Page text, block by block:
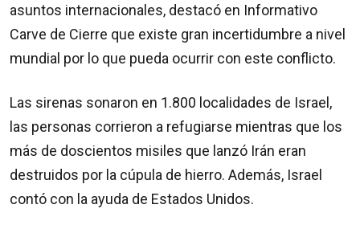
asuntos internacionales, destacó en Informativo
Carve de Cierre que existe gran incertidumbre a nivel
mundial por lo que pueda ocurrir con este conflicto.
Las sirenas sonaron en 1.800 localidades de Israel,
las personas corrieron a refugiarse mientras que los
más de doscientos misiles que lanzó Irán eran
destruidos por la cúpula de hierro. Además, Israel
contó con la ayuda de Estados Unidos.